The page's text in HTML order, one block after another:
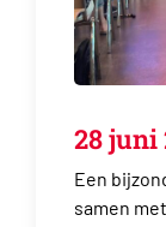
28 juni
Een
samen